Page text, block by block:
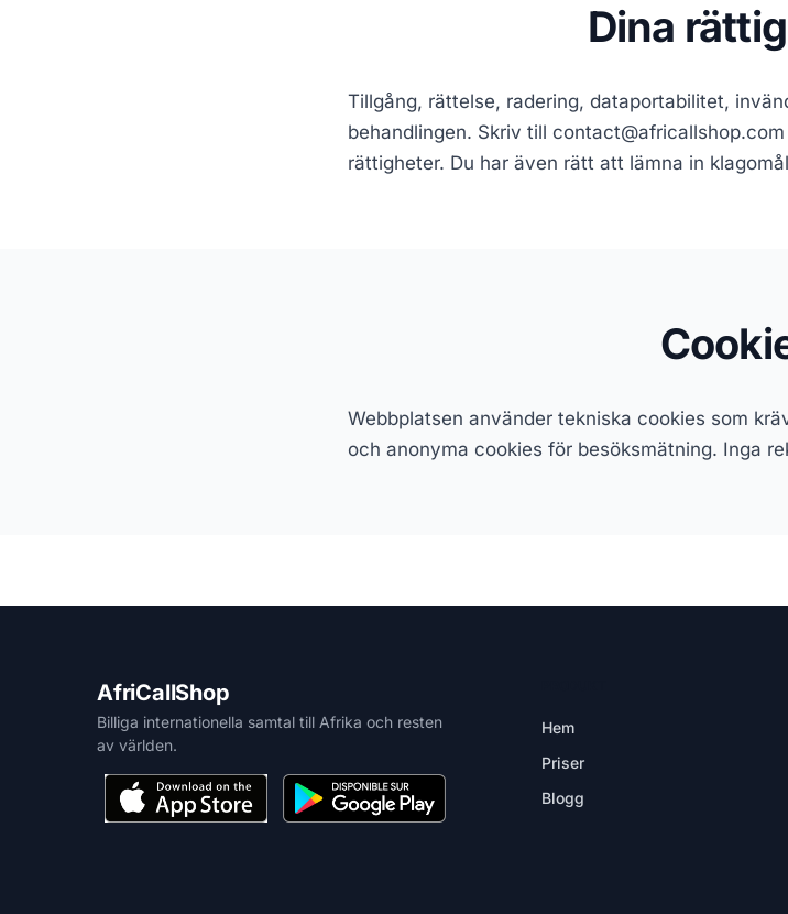
Dina
Tillgång, rättelse, radering, dataportabilitet,
behandlingen. Skriv till
rättigheter. Du har även rätt att lämna in
Webbplatsen använder tekniska cookies som
och anonyma cookies för besöksmätning. Inga
AfriCallShop
Billiga internationella samtal till Afrika och resten
av världen.
Hem
Priser
Blogg